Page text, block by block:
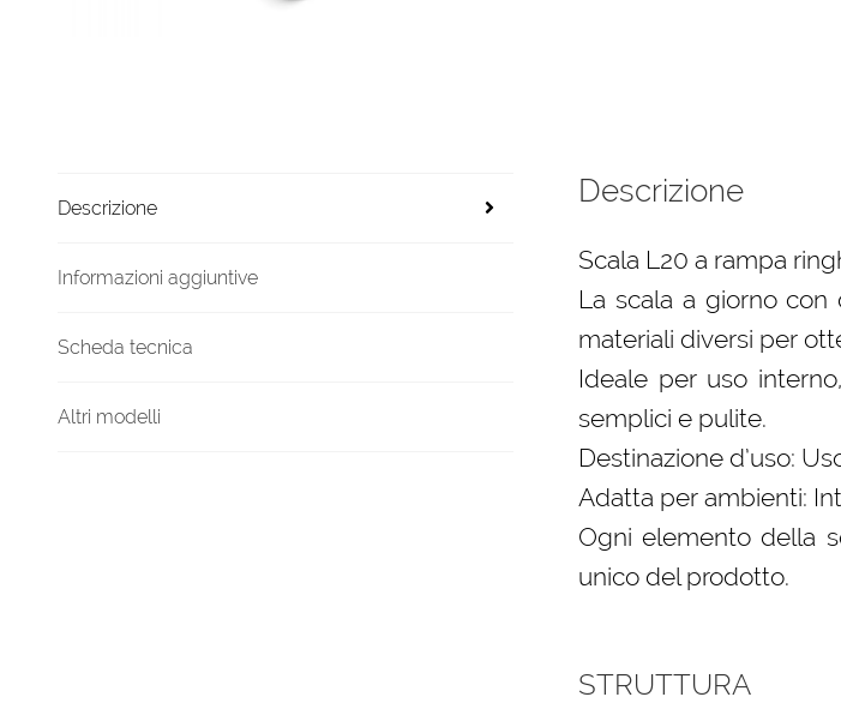
Descrizione
Informazioni aggiuntive
Scheda tecnica
Altri modelli
Descrizione
Scala L20 a rampa
La scala a giorno
materiali diversi per
Ideale per uso
semplici e pulite.
Destinazione d’uso:
Adatta per ambienti:
Ogni elemento della
unico del prodotto.
STRUTTURA